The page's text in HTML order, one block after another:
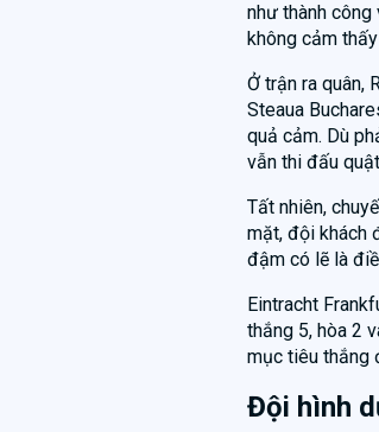
như thành
không cảm
Ở trận ra quân,
Steaua
quả cảm. Dù
vẫn thi đấu
Tất nhiên,
mặt, đội khách
đậm có lẽ là
Eintracht
thắng 5, hòa 2
mục tiêu thắng
Đội hình